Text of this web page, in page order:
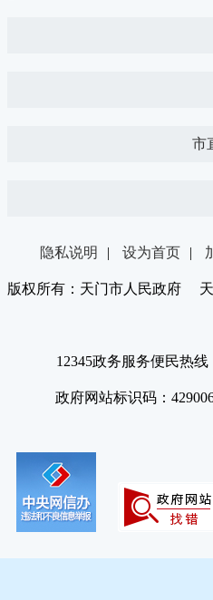
市
隐私说明 | 设为首页 |
版权所有：天门市人民政府
12345政务服务便民热线
政府网站标识码：